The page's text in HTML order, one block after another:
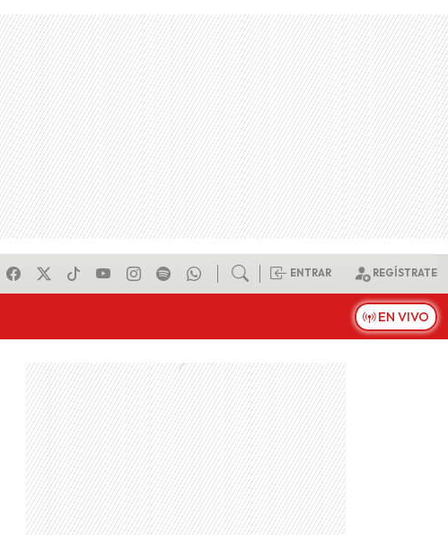
ENTRAR REGÍSTRATE
EN VIVO